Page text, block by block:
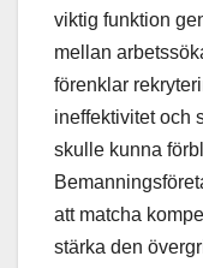
viktig funktion
mellan
förenklar
ineffektivitet och
skulle kunna
att matcha
stärka den